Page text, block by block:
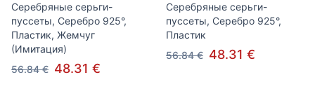
Серебряные серьги-
пуссеты, Серебро 925°,
Пластик, Жемчуг
(Имитация)
56.84 € 48.31 €
Серебряные серьги-
пуссеты, Серебро 925°,
Пластик
56.84 € 48.31 €